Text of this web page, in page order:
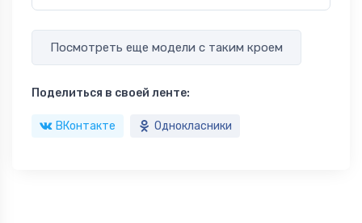
Посмотреть еще модели с таким кроем
Поделиться в своей ленте:
ВКонтакте Однокласники